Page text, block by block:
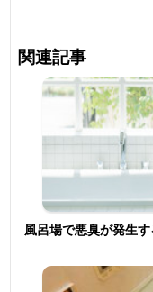
関連記事
風呂場で悪臭が発生